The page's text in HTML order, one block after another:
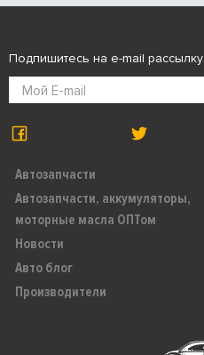
Автозапчасти
Автозапчасти, аккумуляторы,
моторные масла ОПТом
Новости
Авто блог
Производители
Подпишитесь на e-mail рассылку